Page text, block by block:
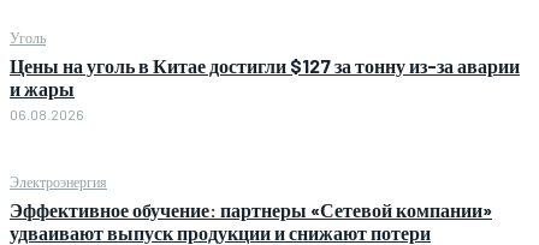
Уголь
Цены на уголь в Китае достигли $127 за тонну из-за аварии
и жары
06.08.2026
Электроэнергия
Эффективное обучение: партнеры «Сетевой компании»
удваивают выпуск продукции и снижают потери